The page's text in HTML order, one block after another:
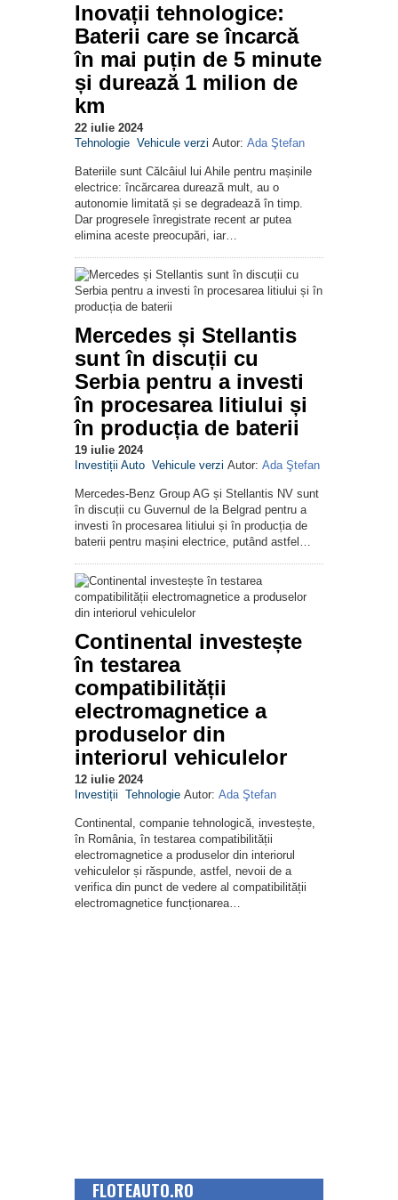
Inovații tehnologice:
Baterii care se încarcă
în mai puțin de 5 minute
și durează 1 milion de
km
22 iulie 2024
Tehnologie Vehicule verzi Autor: Ada Ştefan
Bateriile sunt Călcâiul lui Ahile pentru mașinile
electrice: încărcarea durează mult, au o
autonomie limitată și se degradează în timp.
Dar progresele înregistrate recent ar putea
elimina aceste preocupări, iar…
Mercedes și Stellantis
sunt în discuții cu
Serbia pentru a investi
în procesarea litiului și
în producția de baterii
19 iulie 2024
Investiții Auto Vehicule verzi Autor: Ada Ştefan
Mercedes-Benz Group AG și Stellantis NV sunt
în discuții cu Guvernul de la Belgrad pentru a
investi în procesarea litiului și în producția de
baterii pentru mașini electrice, putând astfel…
Continental investește
în testarea
compatibilității
electromagnetice a
produselor din
interiorul vehiculelor
12 iulie 2024
Investiții Tehnologie Autor: Ada Ştefan
Continental, companie tehnologică, investește,
în România, în testarea compatibilității
electromagnetice a produselor din interiorul
vehiculelor și răspunde, astfel, nevoii de a
verifica din punct de vedere al compatibilității
electromagnetice funcționarea…
FLOTEAUTO.RO